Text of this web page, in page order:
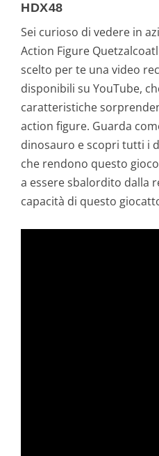
HDX48
Sei curioso di vedere in
Action Figure
scelto per te una video
disponibili su YouTube,
caratteristiche
action figure. Guarda
dinosauro e scopri tutti i
che rendono questo
a essere sbalordito dalla
capacità di questo